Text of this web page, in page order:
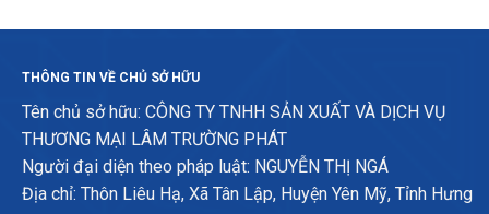
THÔNG TIN VỀ CHỦ SỞ HỮU
Tên chủ sở hữu: CÔNG TY TNHH SẢN XUẤT VÀ DỊCH VỤ
THƯƠNG MẠI LÂM TRƯỜNG PHÁT
Người đại diện theo pháp luật: NGUYỄN THỊ NGÁ
Địa chỉ: Thôn Liêu Hạ, Xã Tân Lập, Huyện Yên Mỹ, Tỉnh Hưng